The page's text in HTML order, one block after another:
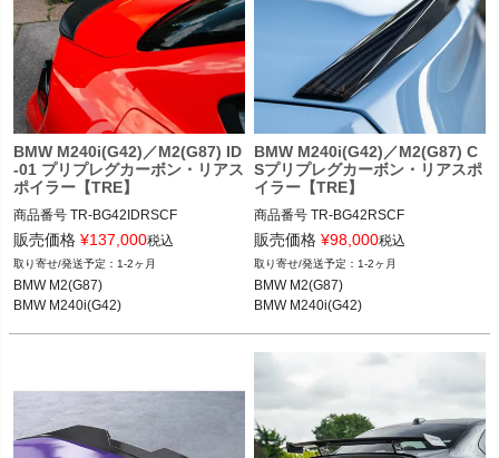
BMW M240i(G42)／M2(G87) ID
-01 プリプレグカーボン・リアス
ポイラー【TRE】
商品番号 TR-BG42IDRSCF
BMW M2(G87) 23-
販売価格 ¥137,000税込
1-2ヶ月
BMW M2(G87)
BMW M240i(G42)
BMW M240i(G42)／M2(G87) C
Sプリプレグカーボン・リアスポ
イラー【TRE】
商品番号 TR-BG42RSCF
BMW M2(G87) 23-
販売価格 ¥98,000税込
1-2ヶ月
BMW M2(G87)
BMW M240i(G42)